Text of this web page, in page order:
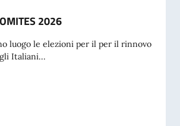
2026
luogo le elezioni per il per il rinnovo
Italiani...
COMITES 2026